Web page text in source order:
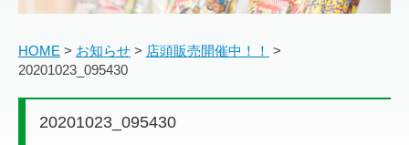
HOME > お知らせ > 店頭販売開催中！！ >
20201023_095430
20201023_095430